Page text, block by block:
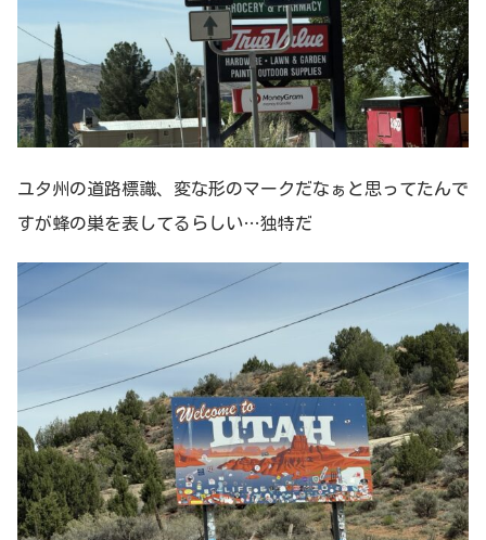
ユタ州の道路標識、変な形のマークだなぁと思ってたんで
すが蜂の巣を表してるらしい…独特だ